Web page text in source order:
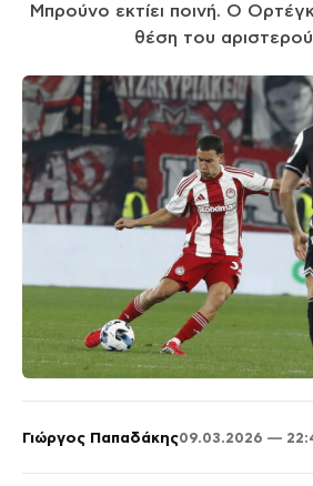
Μπρούνο εκτίει ποινή. Ο
θέση του
Γιώργος Παπαδάκης09.03.2026 —